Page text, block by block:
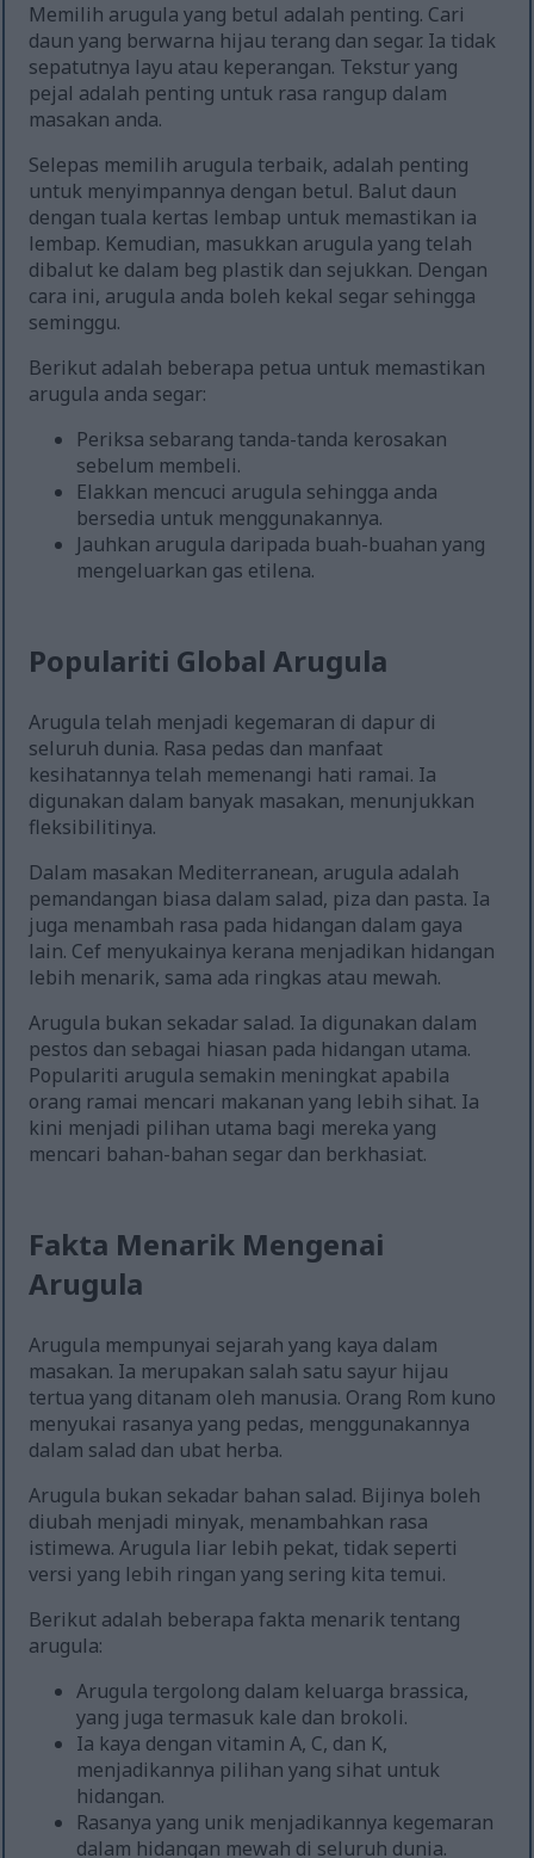
Memilih arugula yang betul adalah penting. Cari
daun yang berwarna hijau terang dan segar. Ia tidak
sepatutnya layu atau keperangan. Tekstur yang
pejal adalah penting untuk rasa rangup dalam
masakan anda.
Selepas memilih arugula terbaik, adalah penting
untuk menyimpannya dengan betul. Balut daun
dengan tuala kertas lembap untuk memastikan ia
lembap. Kemudian, masukkan arugula yang telah
dibalut ke dalam beg plastik dan sejukkan. Dengan
cara ini, arugula anda boleh kekal segar sehingga
seminggu.
Berikut adalah beberapa petua untuk memastikan
arugula anda segar:
Periksa sebarang tanda-tanda kerosakan
sebelum membeli.
Elakkan mencuci arugula sehingga anda
bersedia untuk menggunakannya.
Jauhkan arugula daripada buah-buahan yang
mengeluarkan gas etilena.
Populariti Global Arugula
Arugula telah menjadi kegemaran di dapur di
seluruh dunia. Rasa pedas dan manfaat
kesihatannya telah memenangi hati ramai. Ia
digunakan dalam banyak masakan, menunjukkan
fleksibilitinya.
Dalam masakan Mediterranean, arugula adalah
pemandangan biasa dalam salad, piza dan pasta. Ia
juga menambah rasa pada hidangan dalam gaya
lain. Cef menyukainya kerana menjadikan hidangan
lebih menarik, sama ada ringkas atau mewah.
Arugula bukan sekadar salad. Ia digunakan dalam
pestos dan sebagai hiasan pada hidangan utama.
Populariti arugula semakin meningkat apabila
orang ramai mencari makanan yang lebih sihat. Ia
kini menjadi pilihan utama bagi mereka yang
mencari bahan-bahan segar dan berkhasiat.
Fakta Menarik Mengenai
Arugula
Arugula mempunyai sejarah yang kaya dalam
masakan. Ia merupakan salah satu sayur hijau
tertua yang ditanam oleh manusia. Orang Rom kuno
menyukai rasanya yang pedas, menggunakannya
dalam salad dan ubat herba.
Arugula bukan sekadar bahan salad. Bijinya boleh
diubah menjadi minyak, menambahkan rasa
istimewa. Arugula liar lebih pekat, tidak seperti
versi yang lebih ringan yang sering kita temui.
Berikut adalah beberapa fakta menarik tentang
arugula:
Arugula tergolong dalam keluarga brassica,
yang juga termasuk kale dan brokoli.
Ia kaya dengan vitamin A, C, dan K,
menjadikannya pilihan yang sihat untuk
hidangan.
Rasanya yang unik menjadikannya kegemaran
dalam hidangan mewah di seluruh dunia.